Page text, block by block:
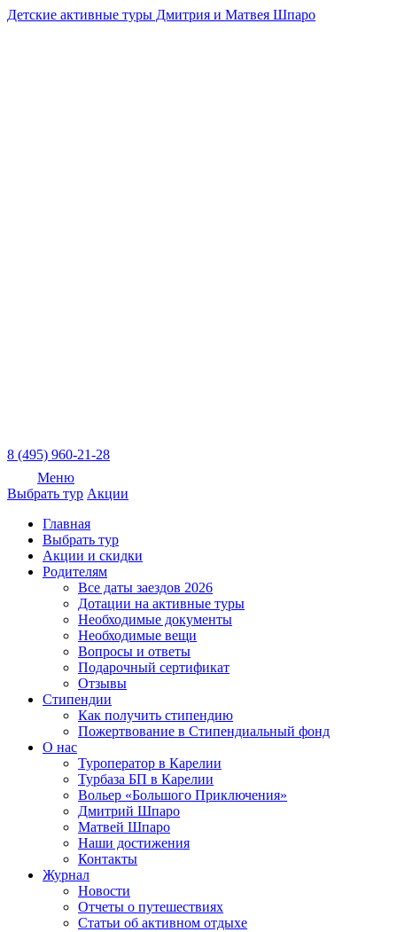
Детские активные туры Дмитрия и Матвея Шпаро
8 (495) 960-21-28
Меню
Выбрать тур Акции
Главная
Выбрать тур
Акции и скидки
Родителям
Все даты заездов 2026
Дотации на активные туры
Необходимые документы
Необходимые вещи
Вопросы и ответы
Подарочный сертификат
Отзывы
Стипендии
Как получить стипендию
Пожертвование в Стипендиальный фонд
О нас
Туроператор в Карелии
Турбаза БП в Карелии
Вольер «Большого Приключения»
Дмитрий Шпаро
Матвей Шпаро
Наши достижения
Контакты
Журнал
Новости
Отчеты о путешествиях
Статьи об активном отдыхе